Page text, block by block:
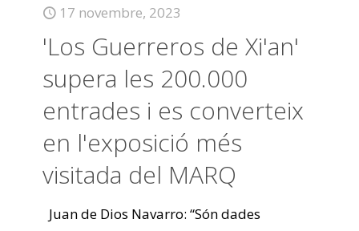
17 novembre, 2023
'Los Guerreros de Xi'an'
supera les 200.000
entrades i es converteix
en l'exposició més
visitada del MARQ
Juan de Dios Navarro: “Són dades